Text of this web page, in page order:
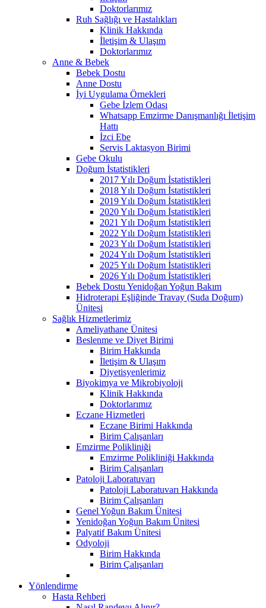
Doktorlarımız
Ruh Sağlığı ve Hastalıkları
Klinik Hakkında
İletişim & Ulaşım
Doktorlarımız
Anne & Bebek
Bebek Dostu
Anne Dostu
İyi Uygulama Örnekleri
Gebe İzlem Odası
Whatsapp Emzirme Danışmanlığı İletişim
Hattı
İzci Ebe
Servis Laktasyon Birimi
Gebe Okulu
Doğum İstatistikleri
2017 Yılı Doğum İstatistikleri
2018 Yılı Doğum İstatistikleri
2019 Yılı Doğum İstatistikleri
2020 Yılı Doğum İstatistikleri
2021 Yılı Doğum İstatistikleri
2022 Yılı Doğum İstatistikleri
2023 Yılı Doğum İstatistikleri
2024 Yılı Doğum İstatistikleri
2025 Yılı Doğum İstatistikleri
2026 Yılı Doğum İstatistikleri
Bebek Dostu Yenidoğan Yoğun Bakım
Hidroterapi Eşliğinde Travay (Suda Doğum)
Ünitesi
Sağlık Hizmetlerimiz
Ameliyathane Ünitesi
Beslenme ve Diyet Birimi
Birim Hakkında
İletişim & Ulaşım
Diyetisyenlerimiz
Biyokimya ve Mikrobiyoloji
Klinik Hakkında
Doktorlarımız
Eczane Hizmetleri
Eczane Birimi Hakkında
Birim Çalışanları
Emzirme Polikliniği
Emzirme Polikliniği Hakkında
Birim Çalışanları
Patoloji Laboratuvarı
Patoloji Laboratuvarı Hakkında
Birim Çalışanları
Genel Yoğun Bakım Ünitesi
Yenidoğan Yoğun Bakım Ünitesi
Palyatif Bakım Ünitesi
Odyoloji
Birim Hakkında
Birim Çalışanları
Yönlendirme
Hasta Rehberi